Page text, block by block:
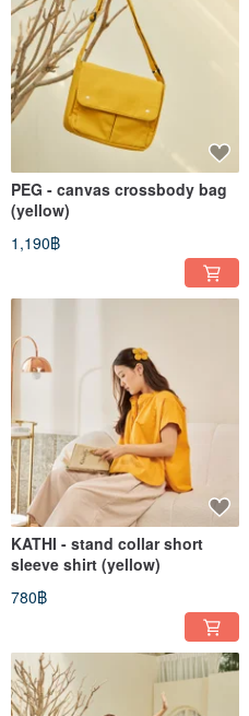
PEG - canvas crossbody bag
(yellow)
1,190฿
KATHI - stand collar short
sleeve shirt (yellow)
780฿